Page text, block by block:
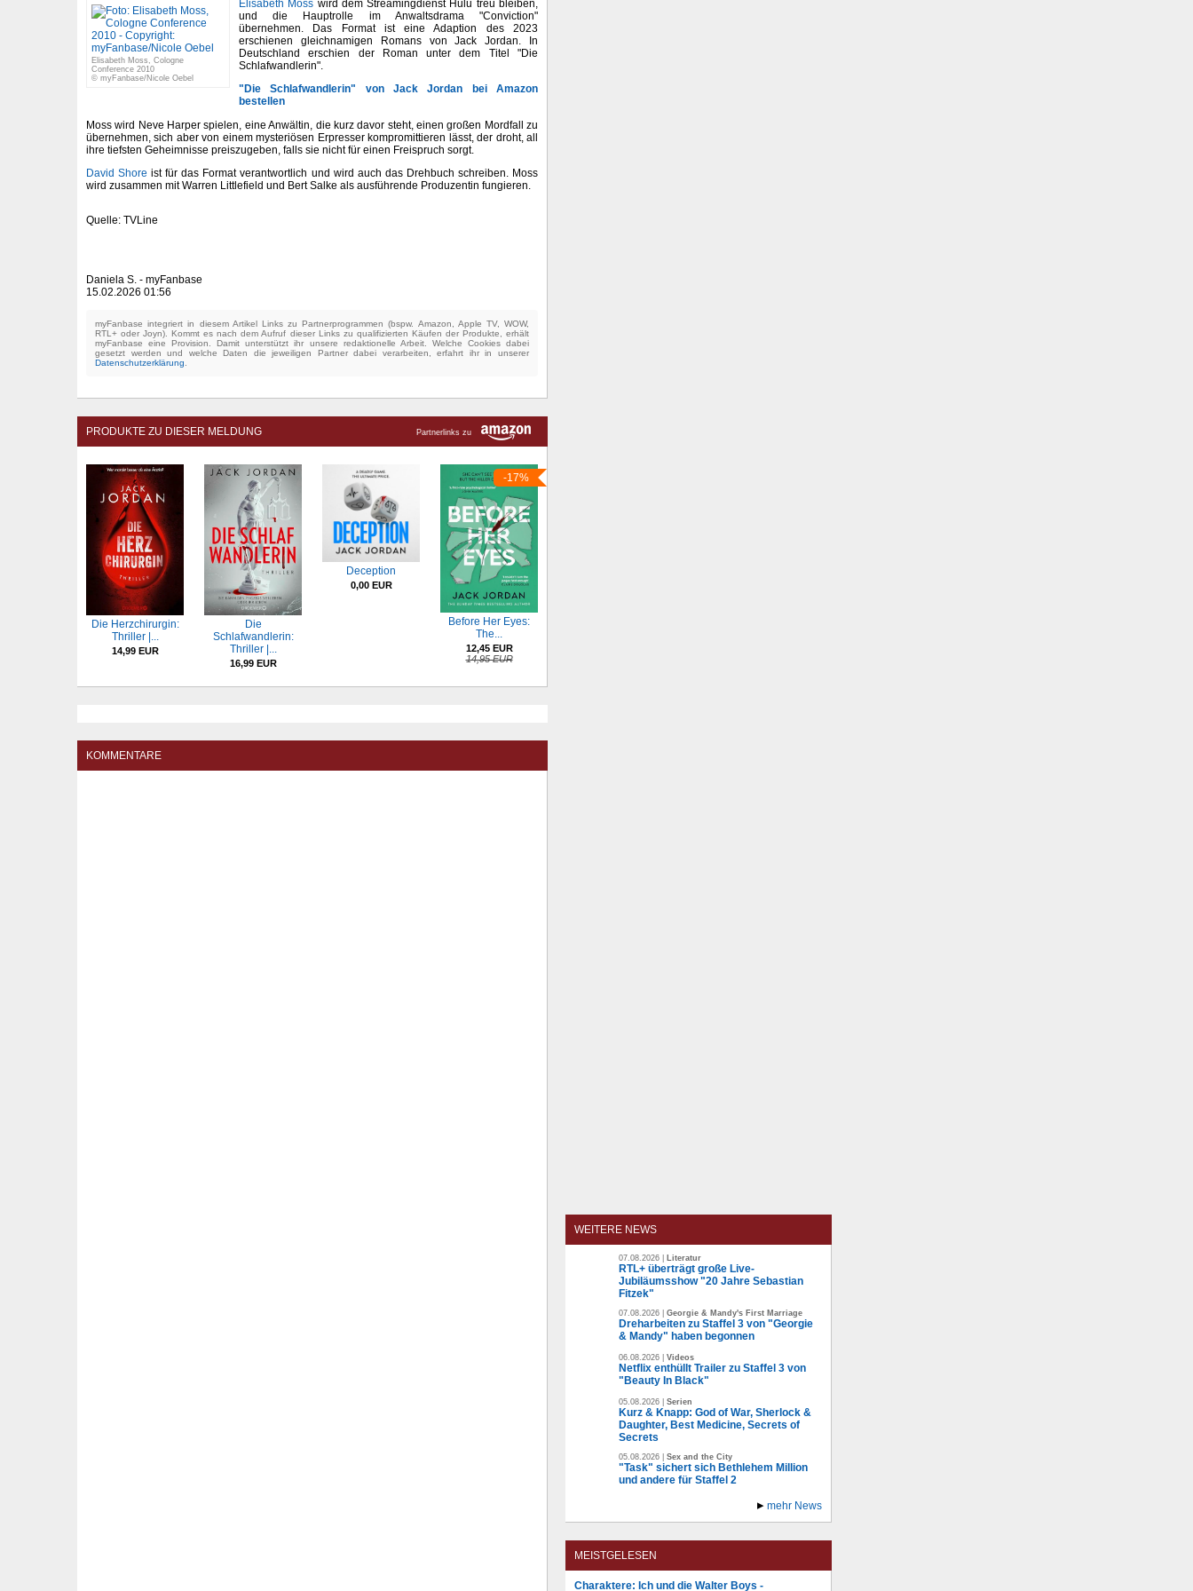
Elisabeth Moss, Cologne
Conference 2010
© myFanbase/Nicole Oebel
Elisabeth Moss wird dem Streamingdienst Hulu treu bleiben,
und die Hauptrolle im Anwaltsdrama "Conviction"
übernehmen. Das Format ist eine Adaption des 2023
erschienen gleichnamigen Romans von Jack Jordan. In
Deutschland erschien der Roman unter dem Titel "Die
Schlafwandlerin".
"Die Schlafwandlerin" von Jack Jordan bei Amazon
bestellen
Moss wird Neve Harper spielen, eine Anwältin, die kurz davor steht, einen großen Mordfall zu
übernehmen, sich aber von einem mysteriösen Erpresser kompromittieren lässt, der droht, all
ihre tiefsten Geheimnisse preiszugeben, falls sie nicht für einen Freispruch sorgt.
David Shore ist für das Format verantwortlich und wird auch das Drehbuch schreiben. Moss
wird zusammen mit Warren Littlefield und Bert Salke als ausführende Produzentin fungieren.
Quelle: TVLine
Daniela S. - myFanbase
15.02.2026 01:56
myFanbase integriert in diesem Artikel Links zu Partnerprogrammen (bspw. Amazon, Apple TV, WOW,
RTL+ oder Joyn). Kommt es nach dem Aufruf dieser Links zu qualifizierten Käufen der Produkte, erhält
myFanbase eine Provision. Damit unterstützt ihr unsere redaktionelle Arbeit. Welche Cookies dabei
gesetzt werden und welche Daten die jeweiligen Partner dabei verarbeiten, erfahrt ihr in unserer
Datenschutzerklärung
Partnerlinks zu
PRODUKTE ZU DIESER MELDUNG
Die Herzchirurgin:
Thriller |...
14,99 EUR
Die
Schlafwandlerin:
Thriller |...
16,99 EUR
Deception
0,00 EUR
-17%
Before Her Eyes:
The...
12,45 EUR
14,95 EUR
KOMMENTARE
WEITERE NEWS
07.08.2026 | Literatur
RTL+ überträgt große Live-
Jubiläumsshow "20 Jahre Sebastian
Fitzek"
07.08.2026 | Georgie & Mandy's First Marriage
Dreharbeiten zu Staffel 3 von "Georgie
& Mandy" haben begonnen
06.08.2026 | Videos
Netflix enthüllt Trailer zu Staffel 3 von
"Beauty In Black"
05.08.2026 | Serien
Kurz & Knapp: God of War, Sherlock &
Daughter, Best Medicine, Secrets of
Secrets
05.08.2026 | Sex and the City
"Task" sichert sich Bethlehem Million
und andere für Staffel 2
mehr News
MEISTGELESEN
Charaktere: Ich und die Walter Boys -